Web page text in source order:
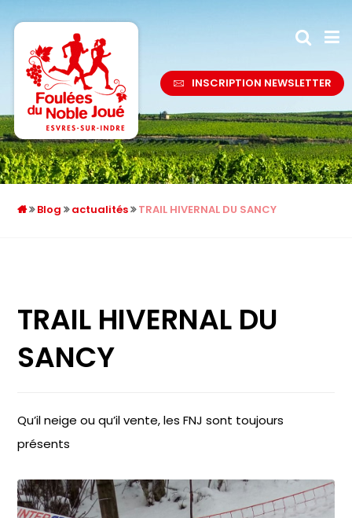
INSCRIPTION NEWSLETTER
Blog actualités TRAIL HIVERNAL DU SANCY
TRAIL HIVERNAL DU
SANCY
Qu’il neige ou qu’il vente, les FNJ sont toujours
présents